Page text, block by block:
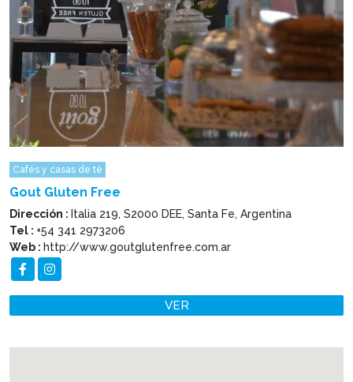
Cafés y casas de té
Gout Gluten Free
Dirección : Italia 219, S2000 DEE, Santa Fe, Argentina
Tel : +54 341 2973206
Web : http://www.goutglutenfree.com.ar
VER